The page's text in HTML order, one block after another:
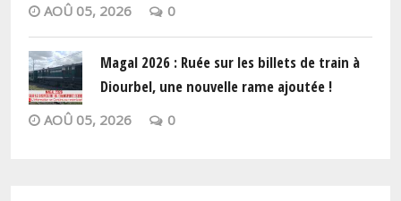
AOÛ 05, 2026 0
Magal 2026 : Ruée sur les billets de train à
Diourbel, une nouvelle rame ajoutée !
AOÛ 05, 2026 0